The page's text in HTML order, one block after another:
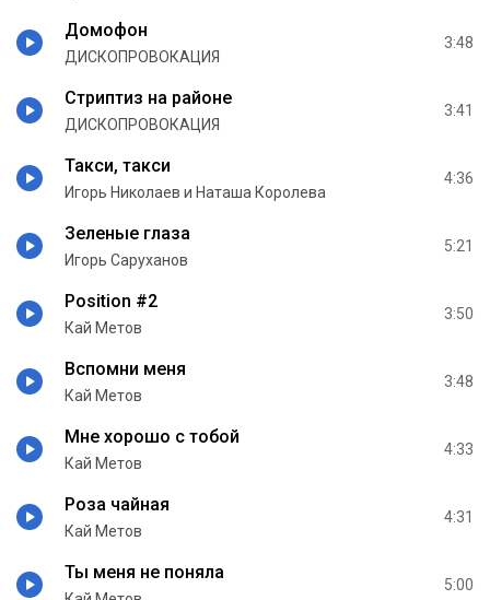
Домофон
ДИСКОПРОВОКАЦИЯ
3:48
Стриптиз на районе
ДИСКОПРОВОКАЦИЯ
3:41
Такси, такси
Игорь Николаев и Наташа Королева
4:36
Зеленые глаза
Игорь Саруханов
5:21
Position #2
Кай Метов
3:50
Вспомни меня
Кай Метов
3:48
Мне хорошо с тобой
Кай Метов
4:33
Роза чайная
Кай Метов
4:31
Ты меня не поняла
5:00